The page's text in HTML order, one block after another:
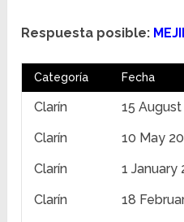
Respuesta posible:
Categoría Fecha
Clarín 15
Clarín
10 May
Clarín
1 January
Clarín
18